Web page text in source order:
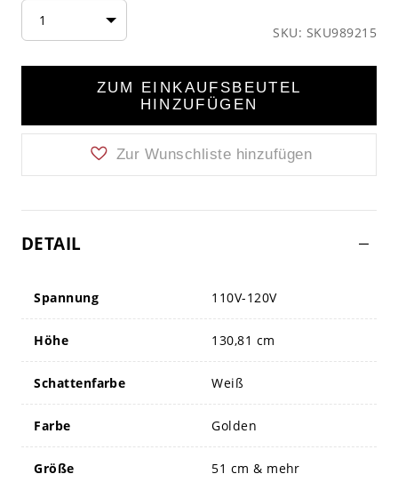
1
SKU: SKU989215
ZUM EINKAUFSBEUTEL
HINZUFÜGEN
Zur Wunschliste hinzufügen
DETAIL
Spannung 110V-120V
Höhe 130,81 cm
Schattenfarbe Weiß
Farbe Golden
Größe 51 cm & mehr